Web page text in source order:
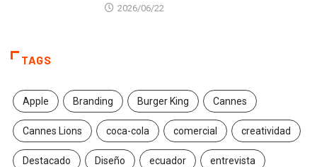
2026/06/22
TAGS
Apple Branding Burger King Cannes
Cannes Lions coca-cola comercial creatividad
Destacado Diseño ecuador entrevista